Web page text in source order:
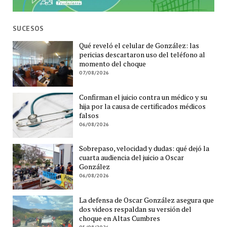
SUCESOS
Qué reveló el celular de González: las
pericias descartaron uso del teléfono al
momento del choque
07/08/2026
Confirman el juicio contra un médico y su
hija por la causa de certificados médicos
falsos
06/08/2026
Sobrepaso, velocidad y dudas: qué dejó la
cuarta audiencia del juicio a Oscar
González
06/08/2026
La defensa de Oscar González asegura que
dos videos respaldan su versión del
choque en Altas Cumbres